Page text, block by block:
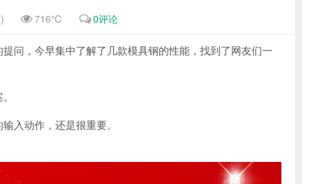
716℃ 0评论
问，今早集中了解了几款模具钢的性能，找到了网友们一
入动作，还是很重要。